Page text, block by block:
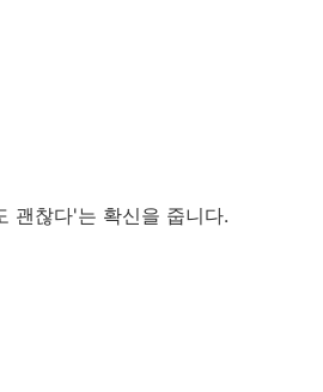
괜찮다'는 확신을 줍니다.